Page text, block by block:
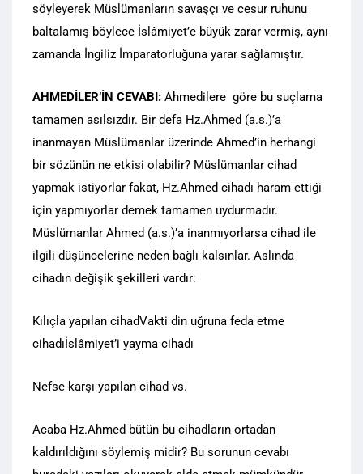
söyleyerek Müslümanların savaşçı ve cesur ruhunu
baltalamış böylece İslâmiyet’e büyük zarar vermiş, aynı
zamanda İngiliz İmparatorluğuna yarar sağlamıştır.
AHMEDİLER’İN CEVABI: Ahmedilere göre bu suçlama
tamamen asılsızdır. Bir defa Hz.Ahmed (a.s.)’a
inanmayan Müslümanlar üzerinde Ahmed’in herhangi
bir sözünün ne etkisi olabilir? Müslümanlar cihad
yapmak istiyorlar fakat, Hz.Ahmed cihadı haram ettiği
için yapmıyorlar demek tamamen uydurmadır.
Müslümanlar Ahmed (a.s.)’a inanmıyorlarsa cihad ile
ilgili düşüncelerine neden bağlı kalsınlar. Aslında
cihadın değişik şekilleri vardır:
Kılıçla yapılan cihadVakti din uğruna feda etme
cihadıİslâmiyet’i yayma cihadı
Nefse karşı yapılan cihad vs.
Acaba Hz.Ahmed bütün bu cihadların ortadan
kaldırıldığını söylemiş midir? Bu sorunun cevabı